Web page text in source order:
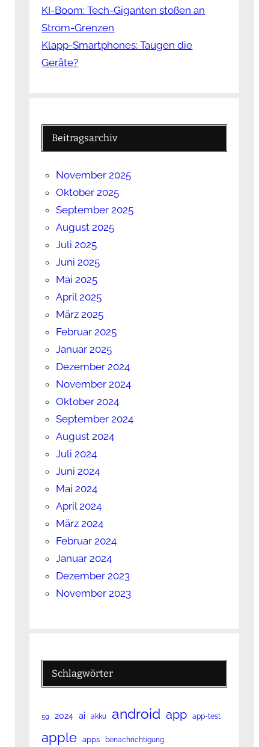
KI-Boom: Tech-Giganten stoßen an
Strom-Grenzen
Klapp-Smartphones: Taugen die
Geräte?
Beitragsarchiv
November 2025
Oktober 2025
September 2025
August 2025
Juli 2025
Juni 2025
Mai 2025
April 2025
März 2025
Februar 2025
Januar 2025
Dezember 2024
November 2024
Oktober 2024
September 2024
August 2024
Juli 2024
Juni 2024
Mai 2024
April 2024
März 2024
Februar 2024
Januar 2024
Dezember 2023
November 2023
Schlagwörter
5g 2024 ai akku android app app-test
apple apps benachrichtigung